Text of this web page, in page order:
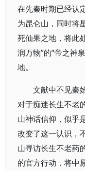
在先秦时期已经认
为昆仑山，同时将
死仙果之地，将此
润万物”的“帝之神
地。
文献中不见秦
对于痴迷长生不老
山神话信仰，似乎
改变了这一认识，
山寻访长生不老药
的官方行动，将中